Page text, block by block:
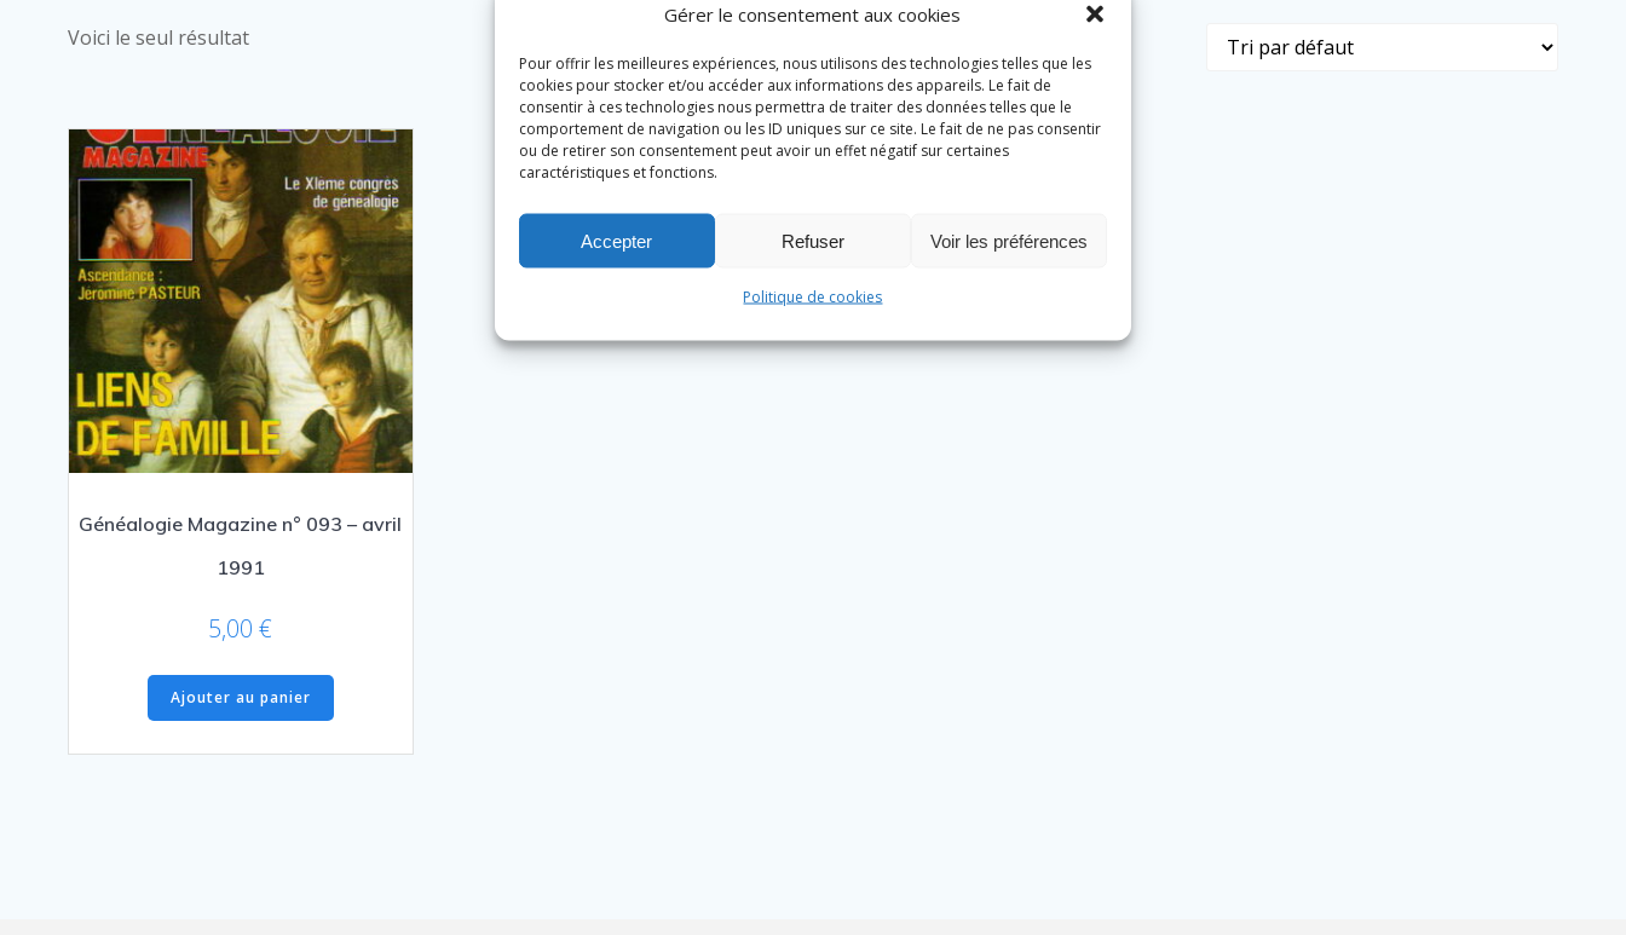
Gérer le consentement aux cookies
Pour offrir les meilleures expériences, nous utilisons des technologies telles que les
cookies pour stocker et/ou accéder aux informations des appareils. Le fait de
consentir à ces technologies nous permettra de traiter des données telles que le
comportement de navigation ou les ID uniques sur ce site. Le fait de ne pas consentir
ou de retirer son consentement peut avoir un effet négatif sur certaines
caractéristiques et fonctions.
Accepter Refuser Voir les préférences
Politique de cookies
Voici le seul résultat
Généalogie Magazine n° 093 – avril
1991
5,00€
Ajouter au panier